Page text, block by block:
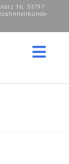
16, 53797